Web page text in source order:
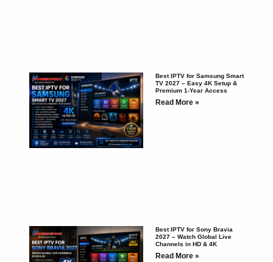
Best IPTV for Samsung Smart
TV 2027 – Easy 4K Setup &
Premium 1-Year Access
Read More »
Best IPTV for Sony Bravia
2027 – Watch Global Live
Channels in HD & 4K
Read More »